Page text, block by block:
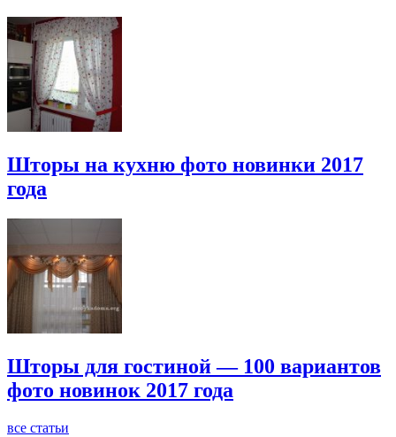
Шторы на кухню фото новинки 2017
года
Шторы для гостиной — 100 вариантов
фото новинок 2017 года
все статьи